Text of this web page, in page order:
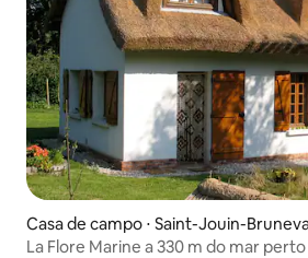
Casa de campo ⋅ Saint-Jouin-
La Flore Marine a 330 m do mar perto